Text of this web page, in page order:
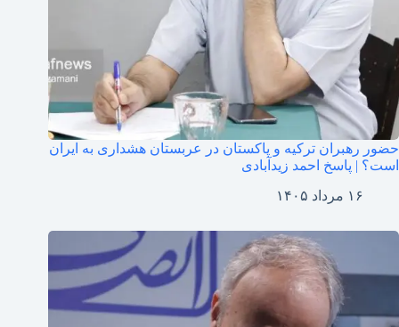
حضور رهبران ترکیه و پاکستان در عربستان هشداری به ایران
است؟ | پاسخ احمد زیدآبادی
۱۶ مرداد ۱۴۰۵